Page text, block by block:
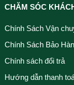
CHĂM SÓC
Chính Sách Vận
Chính Sách Bảo
Chính sách đổi trả
Hướng dẫn thanh